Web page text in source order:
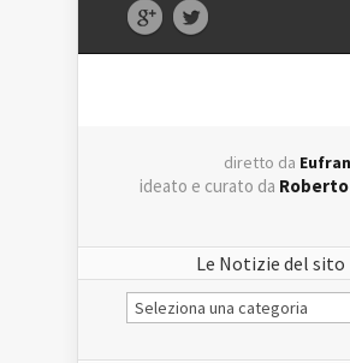
diretto da
ideato e curato da
Le Notizie del sito
Le
Notizie